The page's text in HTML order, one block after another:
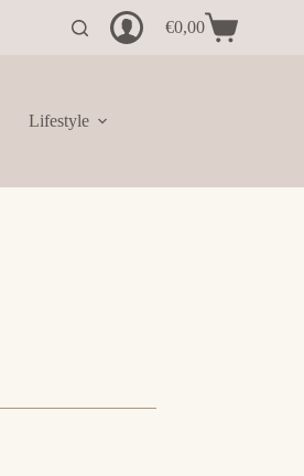
Winkelwagen
€0,00
Lifestyle